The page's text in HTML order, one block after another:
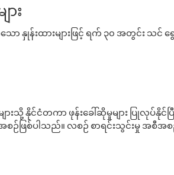
း
နှုန်းထားများဖြင့် ရက် ၃၀ အတွင်း သ
ျားသို့ နိုင်ငံတကာ ဖုန်းခေါ်ဆိုမှုများ ပြု
ြစ်ပါသည်။ လစဉ် စာရင်းသွင်းမှု အစီအစ